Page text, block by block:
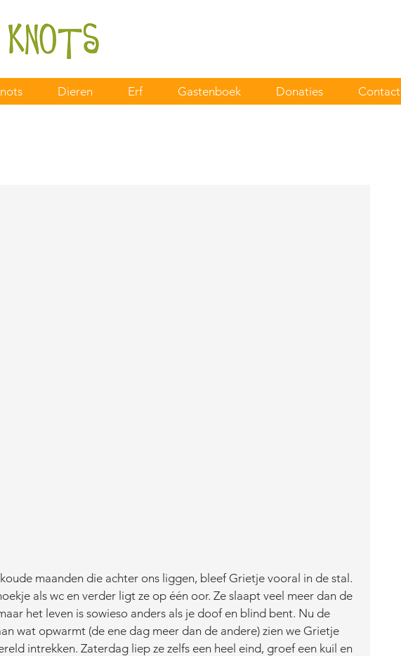
Dieren Erf Gastenboek Donaties Contact
maanden die achter ons liggen, bleef Grietje vooral in de stal.
als wc en verder ligt ze op één oor. Ze slaapt veel meer dan de
het leven is sowieso anders als je doof en blind bent. Nu de
wat opwarmt (de ene dag meer dan de andere) zien we Grietje
intrekken. Zaterdag liep ze zelfs een heel eind, groef een kuil en